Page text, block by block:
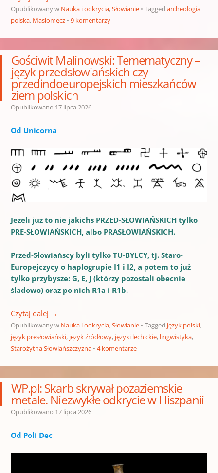
Opublikowany w Nauka i odkrycia,Słowianie Tagged archeologia
polska, Masłomęcz 9 komentarzy
Gościwit Malinowski: Temematyczny –
język przedsłowiańskich czy
przedindoeuropejskich mieszkańców
ziem polskich
Opublikowano 17 lipca 2026
Od Unicorna
Jeżeli już to nie jakichś PRZED-SŁOWIAŃSKICH tylko
PRE-SŁOWIAŃSKICH, albo PRASŁOWIAŃSKICH.
Przed-Słowiańscy byli tylko TU-BYLCY, tj. Staro-
Europejczycy o haplogrupie I1 i I2, a potem to już
tylko przybysze: G, E, J (którzy pozostali obecnie
śladowo) oraz po nich R1a i R1b.
Czytaj dalej →
Opublikowany w Nauka i odkrycia,Słowianie Tagged język polski,
język presłowiański, język źródłowy, języki lechickie, lingwistyka,
Starożytna Słowiańszczyzna
4 komentarze
WP.pl: Skarb skrywał pozaziemskie
metale. Niezwykłe odkrycie w Hiszpanii
Opublikowano 17 lipca 2026
Od Poli Dec